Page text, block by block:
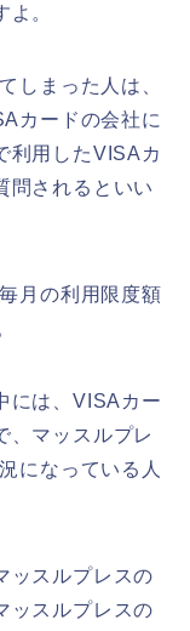
。
しまった人は、
カードの会社に
利用したVISAカ
問されるといい
月の利用限度額
には、VISAカー
、マッスルプレ
になっている人
ッスルプレスの
ッスルプレスの